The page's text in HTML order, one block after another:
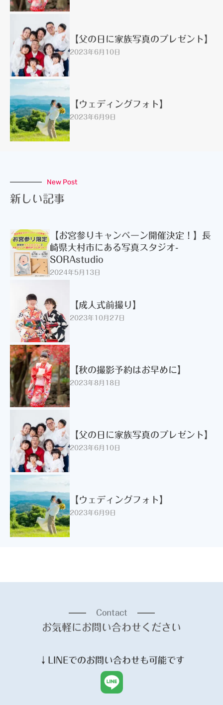
【父の日に家族写真のプレゼント】
2023年6月10日
【ウェディングフォト】
2023年6月9日
New Post
新しい記事
【お宮参りキャンペーン開催決定！】長
崎県大村市にある写真スタジオ-
SORAstudio
2024年5月13日
【成人式前撮り】
2023年10月27日
【秋の撮影予約はお早めに】
2023年8月18日
【父の日に家族写真のプレゼント】
2023年6月10日
【ウェディングフォト】
2023年6月9日
Contact
お気軽にお問い合わせください
↓ LINEでのお問い合わせも可能です